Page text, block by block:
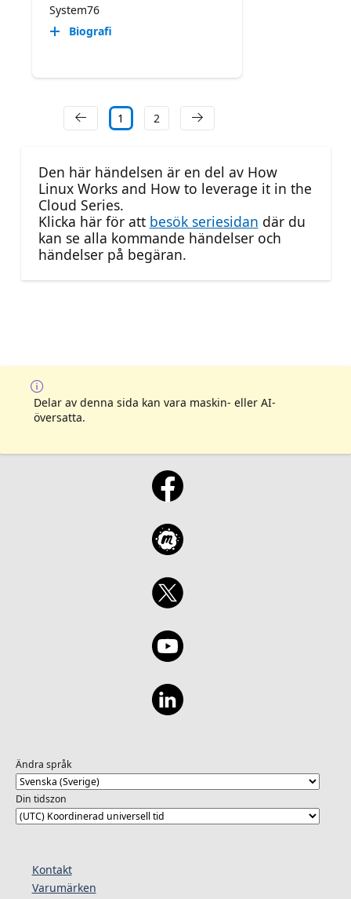
System76
Biografi
1 2
Den här händelsen är en del av How
Linux Works and How to leverage it in the
Cloud Series.
Klicka här för att besök seriesidan där du
kan se alla kommande händelser och
händelser på begäran.
Delar av denna sida kan vara maskin- eller AI-
översatta.
Ändra språk
Din tidszon
Kontakt
Varumärken